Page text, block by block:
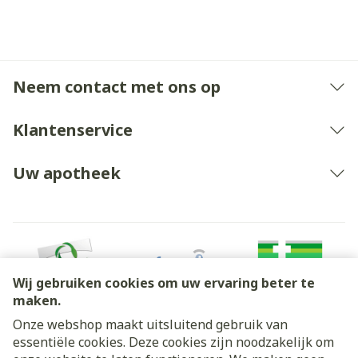
Wij gebruiken cookies om uw ervaring beter te
maken.
Onze webshop maakt uitsluitend gebruik van
essentiële cookies. Deze cookies zijn noodzakelijk om
Neem contact met ons op
Klantenservice
Uw apotheek